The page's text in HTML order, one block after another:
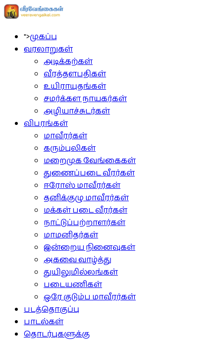
">முகப்பு
வரலாறுகள்
அடிக்கற்கள்
வீரத்தளபதிகள்
உயிராயுதங்கள்
சமர்க்கள நாயகர்கள்
அழியாச்சுடர்கள்
விபரங்கள்
மாவீரர்கள்
கரும்புலிகள்
மறைமுக வேங்கைகள்
துணைப்படை வீரர்கள்
ஈரோஸ் மாவீரர்கள்
தனிக்குழு மாவீரர்கள்
மக்கள் படை வீரர்கள்
நாட்டுப்பற்றாளர்கள்
மாமனிதர்கள்
இன்றைய நினைவுகள்
அகவை வாழ்த்து
துயிலுமில்லங்கள்
படையணிகள்
ஒரே குடும்ப மாவீரர்கள்
படத்தொகுப்பு
பாடல்கள்
தொடர்புகளுக்கு